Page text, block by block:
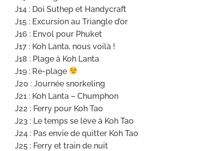
J14 : Doi Suthep et Handycraft
J15 : Excursion au Triangle d’or
J16 : Envol pour Phuket
J17 : Koh Lanta, nous voilà !
J18 : Plage à Koh Lanta
J19 : Re-plage
J20 : Journée snorkeling
J21 : Koh Lanta – Chumphon
J22 : Ferry pour Koh Tao
J23 : Le temps se lève à Koh Tao
J24 : Pas envie de quitter Koh Tao
J25 : Ferry et train de nuit